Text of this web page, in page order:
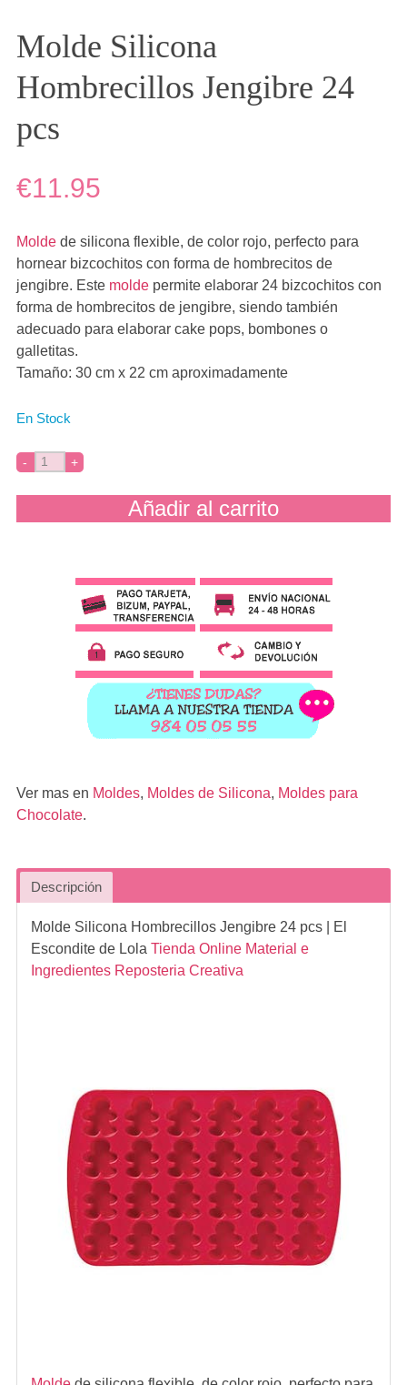
Molde Silicona
Hombrecillos Jengibre 24
pcs
€11.95
Moldede silicona flexible, de color rojo, perfecto para
hornear bizcochitos con forma de hombrecitos de
jengibre. Este moldepermite elaborar 24 bizcochitos con
forma de hombrecitos de jengibre, siendo también
adecuado para elaborar cake pops, bombones o
galletitas.
Tamaño: 30 cm x 22 cm aproximadamente
En Stock
Añadir al carrito
Ver mas en Moldes, Moldes de Silicona, Moldes para
Chocolate.
Descripción
Molde Silicona Hombrecillos Jengibre 24 pcs| El
Escondite de Lola Tienda Online Material e
Ingredientes Reposteria Creativa